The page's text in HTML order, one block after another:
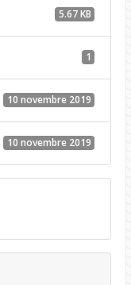
5.67 KB
1
10 novembre 2019
10 novembre 2019